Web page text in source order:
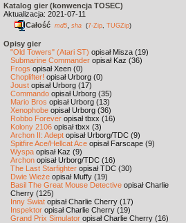
Katalog gier (konwencja TOSEC)
Aktualizacja: 2021-07-11
Całość md5 sha (7-Zip TUGZip)
Opisy gier
"Old Towers" (Atari ST) opisał Misza (19)
Submarine Commander opisał Kaz (36)
Frogs opisał Xeen (0)
Choplifter! opisał Urborg (0)
Joust opisał Urborg (17)
Commando opisał Urborg (35)
Mario Bros opisał Urborg (13)
Xenophobe opisał Urborg (36)
Robbo Forever opisał tbxx (16)
Kolony 2106 opisał tbxx (3)
Archon II: Adept opisał Urborg/TDC (9)
Spitfire Ace/Hellcat Ace opisał Farscape (9)
Wyspa opisał Kaz (9)
Archon opisał Urborg/TDC (16)
The Last Starfighter opisał TDC (30)
Dwie Wieże opisał Muffy (19)
Basil The Great Mouse Detective opisał Charlie
Cherry (125)
Inny Świat opisał Charlie Cherry (17)
Inspektor opisał Charlie Cherry (19)
Grand Prix Simulator opisał Charlie Cherry (16)